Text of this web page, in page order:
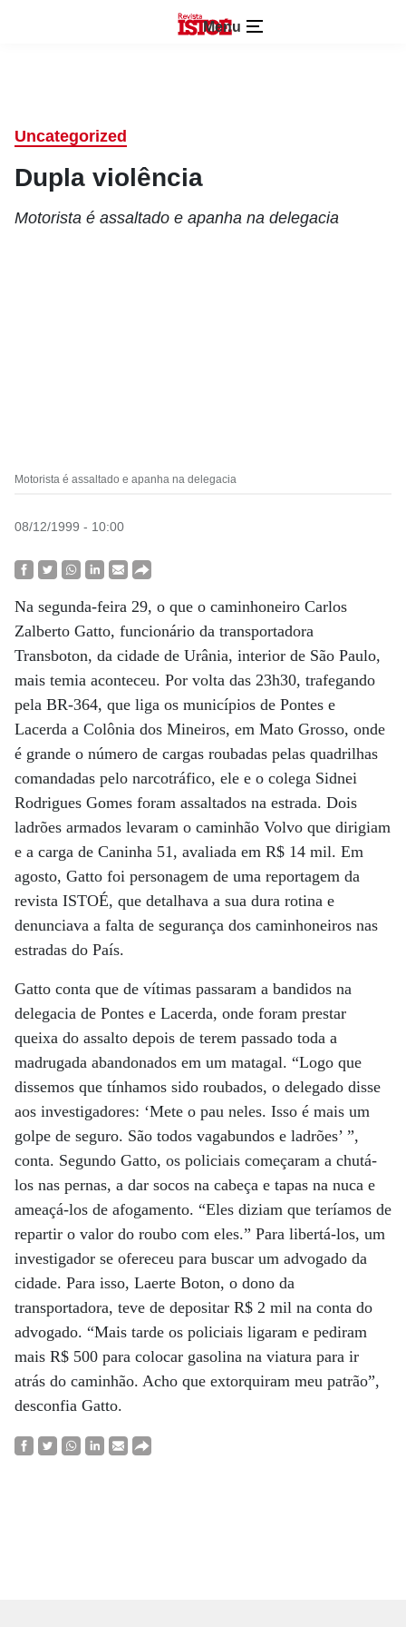
Menu
Uncategorized
Dupla violência
Motorista é assaltado e apanha na delegacia
Motorista é assaltado e apanha na delegacia
08/12/1999 - 10:00
Na segunda-feira 29, o que o caminhoneiro Carlos
Zalberto Gatto, funcionário da transportadora
Transboton, da cidade de Urânia, interior de São Paulo,
mais temia aconteceu. Por volta das 23h30, trafegando
pela BR-364, que liga os municípios de Pontes e
Lacerda a Colônia dos Mineiros, em Mato Grosso, onde
é grande o número de cargas roubadas pelas quadrilhas
comandadas pelo narcotráfico, ele e o colega Sidnei
Rodrigues Gomes foram assaltados na estrada. Dois
ladrões armados levaram o caminhão Volvo que dirigiam
e a carga de Caninha 51, avaliada em R$ 14 mil. Em
agosto, Gatto foi personagem de uma reportagem da
revista ISTOÉ, que detalhava a sua dura rotina e
denunciava a falta de segurança dos caminhoneiros nas
estradas do País.
Gatto conta que de vítimas passaram a bandidos na
delegacia de Pontes e Lacerda, onde foram prestar
queixa do assalto depois de terem passado toda a
madrugada abandonados em um matagal. “Logo que
dissemos que tínhamos sido roubados, o delegado disse
aos investigadores: ‘Mete o pau neles. Isso é mais um
golpe de seguro. São todos vagabundos e ladrões’ ”,
conta. Segundo Gatto, os policiais começaram a chutá-
los nas pernas, a dar socos na cabeça e tapas na nuca e
ameaçá-los de afogamento. “Eles diziam que teríamos de
repartir o valor do roubo com eles.” Para libertá-los, um
investigador se ofereceu para buscar um advogado da
cidade. Para isso, Laerte Boton, o dono da
transportadora, teve de depositar R$ 2 mil na conta do
advogado. “Mais tarde os policiais ligaram e pediram
mais R$ 500 para colocar gasolina na viatura para ir
atrás do caminhão. Acho que extorquiram meu patrão”,
desconfia Gatto.